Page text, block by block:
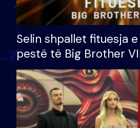
Selin shpallet fituesja
pestë të Big Brother
çmimin e madh prej